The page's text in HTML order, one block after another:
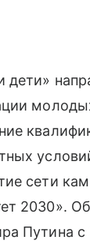
сети
2030».
Путина с